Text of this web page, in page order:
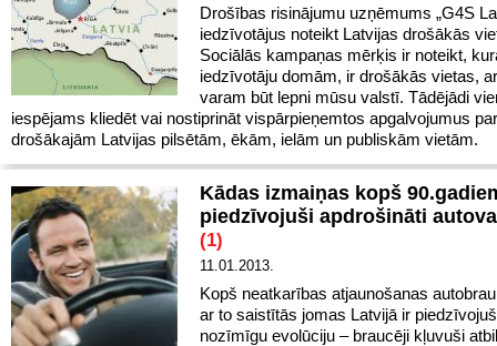
Drošības risinājumu uzņēmums „G4S
iedzīvotājus noteikt Latvijas drošākās
Sociālās kampaņas mērķis ir noteikt,
iedzīvotāju domām, ir drošākās vietas,
varam būt lepni mūsu valstī. Tādējādi
iespējams kliedēt vai nostiprināt vispārpieņemtos apgalvojumus par
drošākajām Latvijas pilsētām, ēkām, ielām un publiskām vietām.
Kādas izmaiņas kopš
piedzīvojuši apdrošināti
(1)
11.01.2013.
Kopš neatkarības atjaunošanas
ar to saistītās jomas Latvijā ir
nozīmīgu evolūciju – braucēji kļuvuši